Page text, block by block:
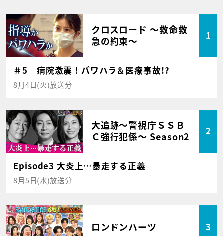
クロスロード ～救命救
急の約束～
1
＃5 病院激震！パワハラ＆医療事故!?
8月4日(火)放送分
大追跡～警視庁ＳＳＢ
Ｃ強行犯係～ Season2
2
Episode3 大炎上…暴走する正義
8月5日(水)放送分
ロンドンハーツ 3